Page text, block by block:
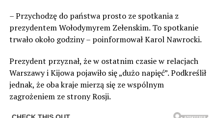
– Przychodzę do państwa prosto ze spotkania z
prezydentem Wołodymyrem Zełenskim. To spotkanie
trwało około godziny – poinformował Karol Nawrocki.
Prezydent przyznał, że w ostatnim czasie w relacjach
Warszawy i Kijowa pojawiło się „dużo napięć”. Podkreślił
jednak, że oba kraje mierzą się ze wspólnym
zagrożeniem ze strony Rosji.